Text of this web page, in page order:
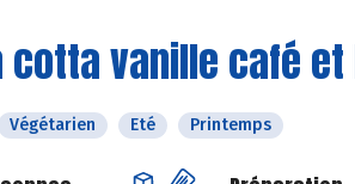
cotta vanille café
Végétarien Eté Printemps